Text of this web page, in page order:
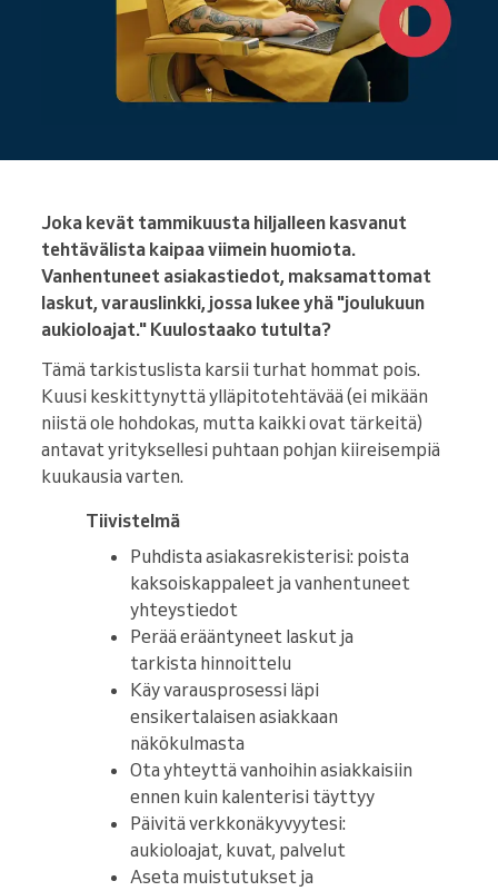
Joka kevät tammikuusta hiljalleen kasvanut
tehtävälista kaipaa viimein huomiota.
Vanhentuneet asiakastiedot, maksamattomat
laskut, varauslinkki, jossa lukee yhä "joulukuun
aukioloajat." Kuulostaako tutulta?
Tämä tarkistuslista karsii turhat hommat pois.
Kuusi keskittynyttä ylläpitotehtävää (ei mikään
niistä ole hohdokas, mutta kaikki ovat tärkeitä)
antavat yrityksellesi puhtaan pohjan kiireisempiä
kuukausia varten.
Tiivistelmä
Puhdista asiakasrekisterisi: poista
kaksoiskappaleet ja vanhentuneet
yhteystiedot
Perää erääntyneet laskut ja
tarkista hinnoittelu
Käy varausprosessi läpi
ensikertalaisen asiakkaan
näkökulmasta
Ota yhteyttä vanhoihin asiakkaisiin
ennen kuin kalenterisi täyttyy
Päivitä verkkonäkyvyytesi:
aukioloajat, kuvat, palvelut
Aseta muistutukset ja